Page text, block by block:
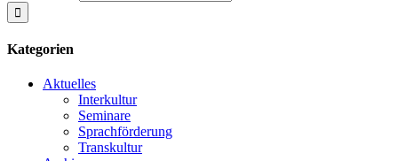
Kategorien
Aktuelles
Interkultur
Seminare
Sprachförderung
Transkultur